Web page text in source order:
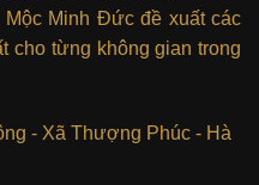
Minh Đức đề xuất các
cho từng không gian trong
- Xã Thượng Phúc - Hà